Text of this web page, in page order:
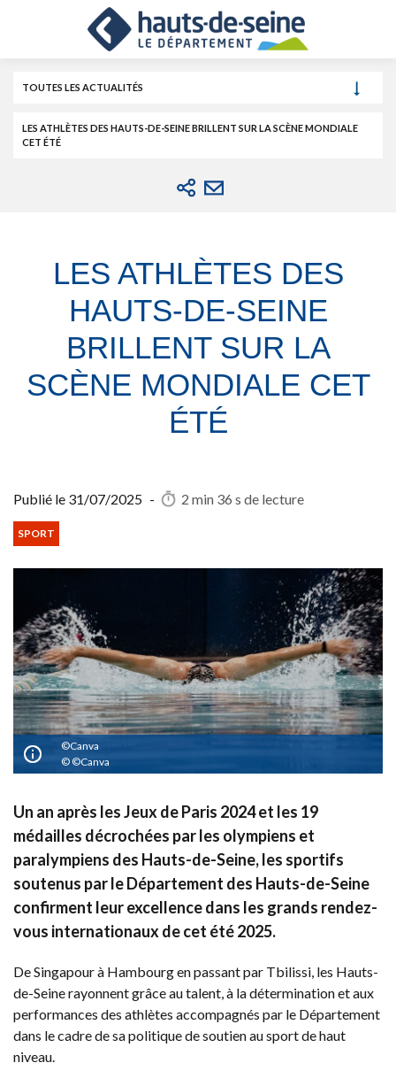
TOUTES LES ACTUALITÉS
LES ATHLÈTES DES HAUTS-DE-SEINE BRILLENT SUR LA SCÈNE MONDIALE
CET ÉTÉ
LES ATHLÈTES DES
HAUTS-DE-SEINE
BRILLENT SUR LA
SCÈNE MONDIALE CET
ÉTÉ
Publié le 31/07/2025 - 2 min 36 s de lecture
SPORT
©Canva
©Canva
Un an après les Jeux de Paris 2024 et les 19
médailles décrochées par les olympiens et
paralympiens des Hauts-de-Seine, les sportifs
soutenus par le Département des Hauts-de-Seine
confirment leur excellence dans les grands rendez-
vous internationaux de cet été 2025.
De Singapour à Hambourg en passant par Tbilissi, les Hauts-
de-Seine rayonnent grâce au talent, à la détermination et aux
performances des athlètes accompagnés par le Département
dans le cadre de sa politique de soutien au sport de haut
niveau.
Cookies et traceurs utilisés sur ce site.